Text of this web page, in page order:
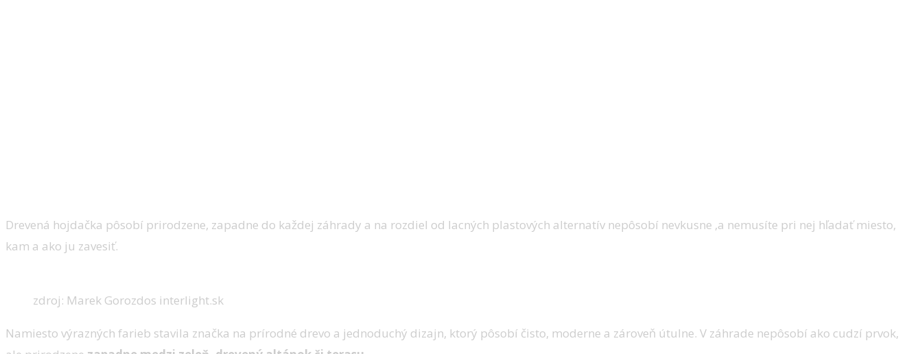
Drevená hojdačka pôsobí prirodzene, zapadne do každej záhrady a na rozdiel od lacných plastových alternatív nepôsobí nevkusne ,a nemusíte pri nej hľadať miesto,
kam a ako ju zavesiť.
zdroj: Marek Gorozdos interlight.sk
Namiesto výrazných farieb stavila značka na prírodné drevo a jednoduchý dizajn, ktorý pôsobí čisto, moderne a zároveň útulne. V záhrade nepôsobí ako cudzí prvok,